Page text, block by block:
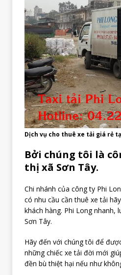
Dịch vụ cho thuê xe tải giá rẻ
Bởi chúng tôi là
thị xã Sơn Tây.
Chi nhánh của công ty Phi
có nhu cầu cần thuê xe tải
khách hàng. Phi Long
Sơn Tây.
Hãy đến với chúng tôi để
những chiếc xe tải đời mới
đền bù thiệt hại nếu như